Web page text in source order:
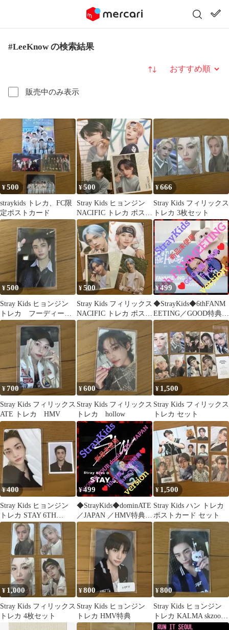
#LeeKnow の検索結果
販売中のみ表示
並び替え
¥500
straykids トレカ、FC限
定ポストカード
¥500
Stray Kids ヒョンジン
NACIFIC トレカ ポスト
カード
¥666
Stray Kids フィリックス
トレカ 3枚セット
¥500
Stray Kids ヒョンジン
トレカ フーディー特
典
¥500
Stray Kids フィリックス
NACIFIC トレカ ポスト
カード
¥499
◆StrayKids◆6thFANM
EETING／GOOD特典／
Felix
¥700
Stray Kids フィリックス
ATE トレカ HMV
¥600
Stray Kids フィリックス
トレカ hollow
¥ 1,500
Stray Kids フィリックス
トレカ セット
¥400
Stray Kids ヒョンジン
トレカ STAY 6TH
GENERATION
¥499
◆StrayKids◆dominATE
／JAPAN ／HMV特典
BangChan
¥ 1,500
Stray Kids ハン トレカ
ポストカード セット
¥ 1,000
Stray Kids フィリックス
トレカ 4枚セット
¥800
Stray Kids ヒョンジン
トレカ HMV特典
¥800
Stray Kids ヒョンジン
トレカ KALMA skzoo
ver.